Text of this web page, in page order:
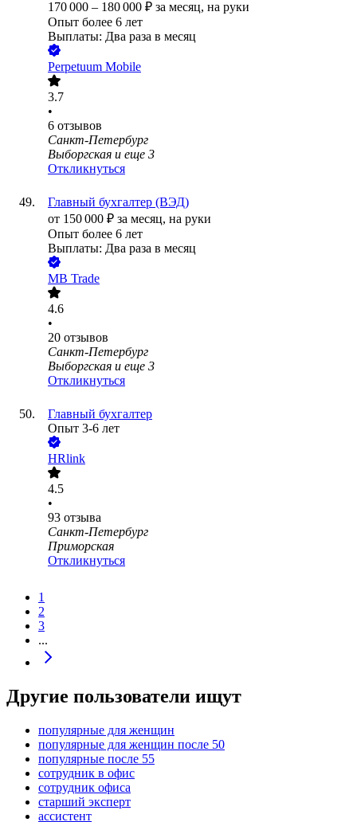
170 000 – 180 000 ₽ за месяц, на руки
Опыт более 6 лет
Выплаты: Два раза в месяц
Perpetuum Mobile
3.7
•
6 отзывов
Санкт-Петербург
Выборгская и еще 3
Откликнуться
Главный бухгалтер (ВЭД)
от 150 000 ₽ за месяц, на руки
Опыт более 6 лет
Выплаты: Два раза в месяц
MB Trade
4.6
•
20 отзывов
Санкт-Петербург
Выборгская и еще 3
Откликнуться
Главный бухгалтер
Опыт 3-6 лет
HRlink
4.5
•
93 отзыва
Санкт-Петербург
Приморская
Откликнуться
1
2
3
...
Другие пользователи ищут
популярные для женщин
популярные для женщин после 50
популярные после 55
сотрудник в офис
сотрудник офиса
старший эксперт
ассистент